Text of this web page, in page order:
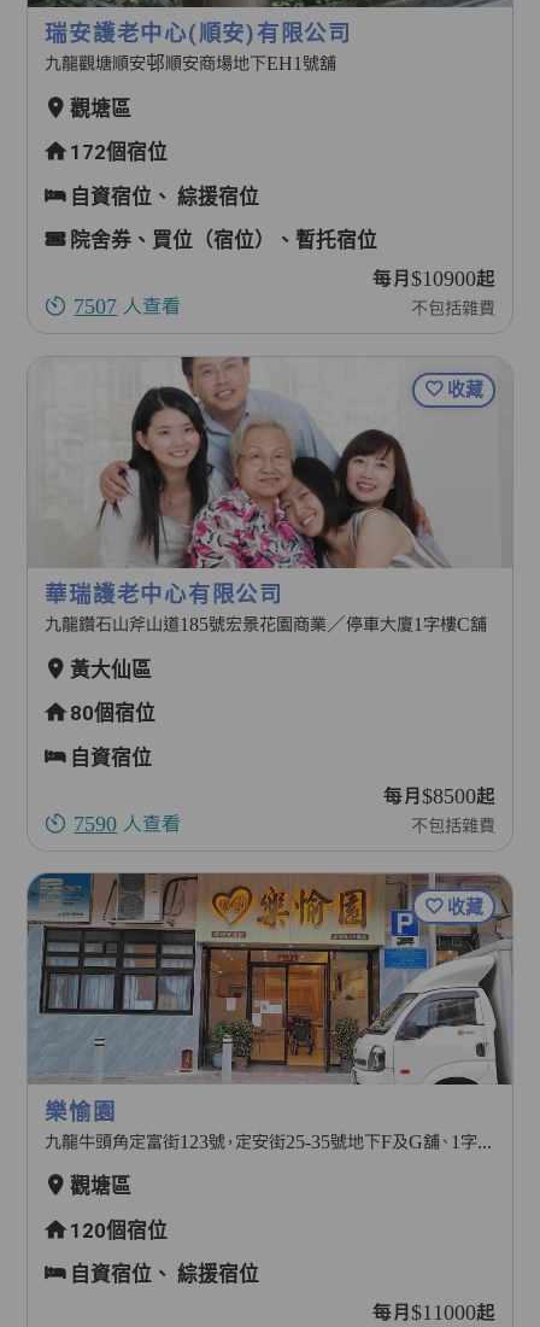
瑞安護老中心(順安)有限公司
九龍觀塘順安邨順安商場地下EH1號舖
觀塘區
172個宿位
自資宿位、綜援宿位
院舍券、買位（宿位）、暫托宿位
7507 人查看
每月$10900起
不包括雜費
收藏
華瑞護老中心有限公司
九龍鑽石山斧山道185號宏景花園商業／停車大廈1字樓C舖
黃大仙區
80個宿位
自資宿位
7590 人查看
每月$8500起
不包括雜費
收藏
樂愉園
觀塘區
120個宿位
自資宿位、綜援宿位
每月$11000起